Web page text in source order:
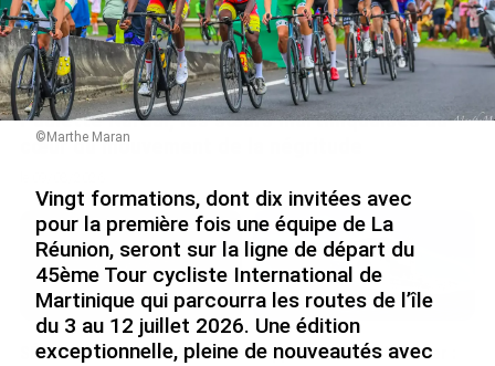
Grandes figures des Outre-mer : Jane et
Paulette Nardal, les sœurs martiniquaises au
cœur du mouvement de la négritude
SÉRIE. Histoire des chefs-
Rapport 2025 de l’Ifremer :
©Marthe Maran
Vingt formations, dont dix invitées avec
pour la première fois une équipe de La
Réunion, seront sur la ligne de départ du
45ème Tour cycliste International de
Martinique qui parcourra les routes de l’île
du 3 au 12 juillet 2026. Une édition
exceptionnelle, pleine de nouveautés avec